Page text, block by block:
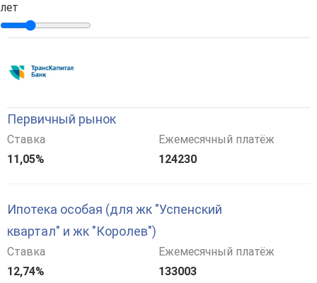
лет
Первичный рынок
Ставка
11,05%
Ежемесячный платёж
124230
Ипотека особая (для жк "Успенский
квартал" и жк "Королев")
Ставка
12,74%
Ежемесячный платёж
133003